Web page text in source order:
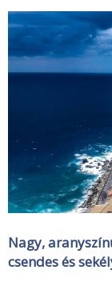
Nagy,
csendes és